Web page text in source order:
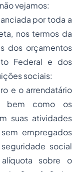
vejamos:
por toda a
nos termos da
dos orçamentos
Federal e dos
sociais:
e o arrendatário
bem como os
suas atividades
empregados
social
sobre o